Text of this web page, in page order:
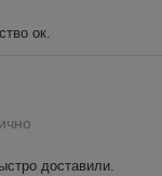
ок.
доставили.